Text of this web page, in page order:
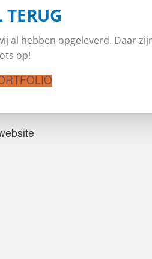
al hebben opgeleverd. Daar
op!